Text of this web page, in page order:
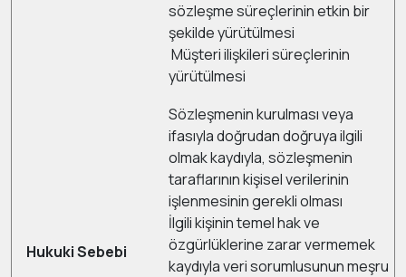
sözleşme süreçlerinin etkin bir
şekilde yürütülmesi
Müşteri ilişkileri süreçlerinin
yürütülmesi
Hukuki Sebebi
Sözleşmenin kurulması veya
ifasıyla doğrudan doğruya ilgili
olmak kaydıyla, sözleşmenin
taraflarının kişisel verilerinin
işlenmesinin gerekli olması
İlgili kişinin temel hak ve
özgürlüklerine zarar vermemek
kaydıyla veri sorumlusunun meşru